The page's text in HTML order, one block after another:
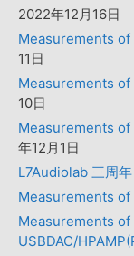
2022年12月16日
Measurements of
11日
Measurements of
10日
Measurements of
年12月1日
L7Audiolab 三周年
Measurements of
Measurements of
USBDAC/